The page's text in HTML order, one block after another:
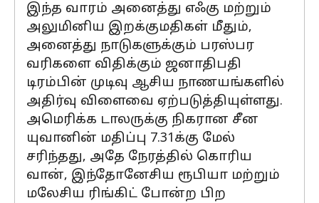
இந்த வாரம் அனைத்து எஃகு மற்றும்
அலுமினிய இறக்குமதிகள் மீதும்,
அனைத்து நாடுகளுக்கும் பரஸ்பர
வரிகளை விதிக்கும் ஜனாதிபதி
டிரம்பின் முடிவு ஆசிய நாணயங்களில்
அதிர்வு விளைவை ஏற்படுத்தியுள்ளது.
அமெரிக்க டாலருக்கு நிகரான சீன
யுவானின் மதிப்பு 7.31க்கு மேல்
சரிந்தது, அதே நேரத்தில் கொரிய
வான், இந்தோனேசிய ரூபியா மற்றும்
மலேசிய ரிங்கிட் போன்ற பிற